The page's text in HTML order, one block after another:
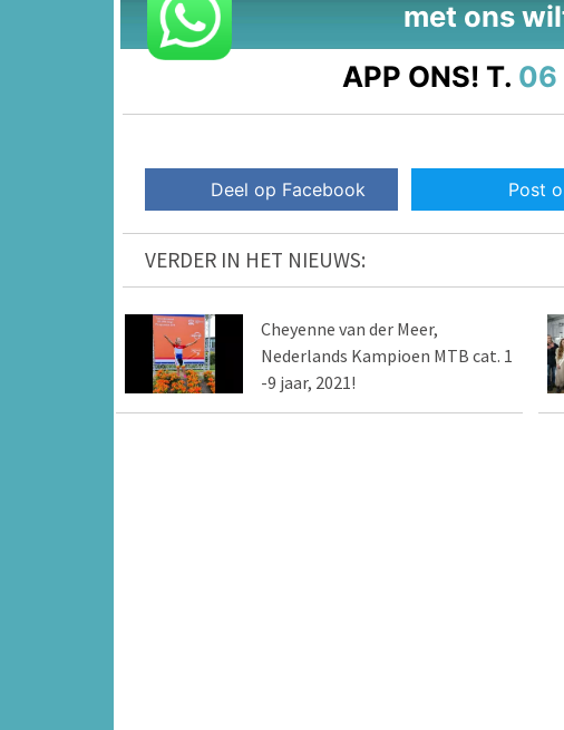
met ons
APP ONS! T. 06
Deel op Facebook Post
VERDER IN HET NIEUWS:
Cheyenne van der Meer,
Nederlands Kampioen MTB cat. 1
-9 jaar, 2021!